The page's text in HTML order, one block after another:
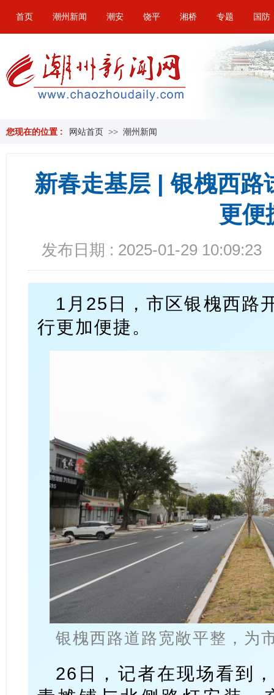
首页 潮州新闻 潮安 饶平 湘桥 专题 国防
您现在的位置 : 网站首页 >> 潮州新闻
新春走基层 | 银槐西路
更便
发布日期 : 2025-01-29 10:09:23
1月25日，市区银槐西路
行更加便捷。
银槐西路道路宽敞平整，为
26日，记者在现场看到